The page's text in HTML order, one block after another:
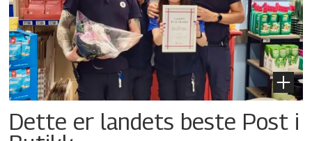
Dette er landets beste Post i